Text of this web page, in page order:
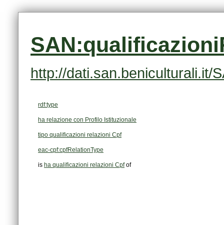
http://dati.san.beniculturali.it/
rdf:type
ha relazione con Profilo Istituzionale
tipo qualificazioni relazioni Cpf
eac-cpf:cpfRelationType
is ha qualificazioni relazioni Cpfof